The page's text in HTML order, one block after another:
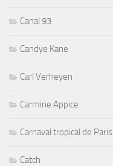
Canal 93
Candye Kane
Carl Verheyen
Carmine Appice
Carnaval tropical de Paris
Catch